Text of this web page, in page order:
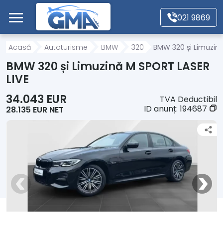
Mergi direct la conținutul principal
021 9869
Acasă
Autoturisme
Motociclete
Alte tipuri vehicule
Despre Noi
Acasă Autoturisme BMW 320 BMW 320 și Limuzină
BMW 320 și Limuzină M SPORT LASER
LIVE
34.043 EUR
28.135 EUR NET
TVA Deductibil
ID anunț: 194687